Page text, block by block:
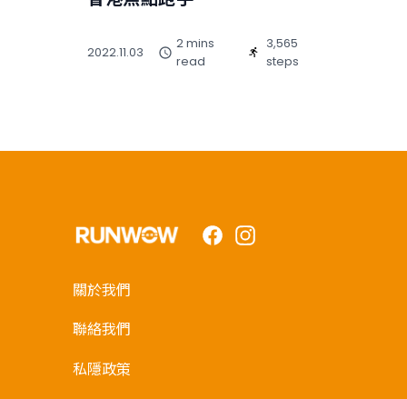
2022.11.03
2 mins
read
3,565
steps
FacebookInstagram
關於我們
聯絡我們
私隱政策